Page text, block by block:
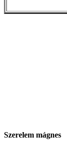
Szerelem mágnes